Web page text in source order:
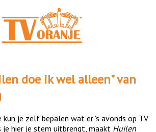
doe ik wel alleen" van
kun je zelf bepalen wat er 's avonds op TV
je hier je stem uitbrengt, maakt Huilen